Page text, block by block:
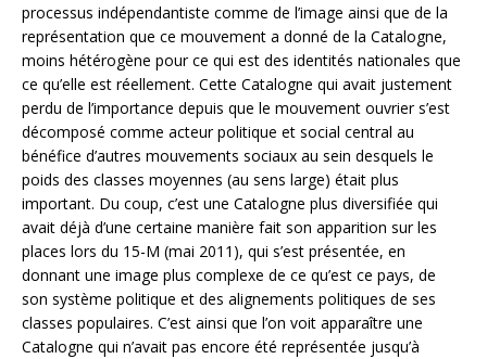
processus indépendantiste comme de l’image ainsi que de la
représentation que ce mouvement a donné de la Catalogne,
moins hétérogène pour ce qui est des identités nationales que
ce qu’elle est réellement. Cette Catalogne qui avait justement
perdu de l’importance depuis que le mouvement ouvrier s’est
décomposé comme acteur politique et social central au
bénéfice d’autres mouvements sociaux au sein desquels le
poids des classes moyennes (au sens large) était plus
important. Du coup, c’est une Catalogne plus diversifiée qui
avait déjà d’une certaine manière fait son apparition sur les
places lors du 15-M (mai 2011), qui s’est présentée, en
donnant une image plus complexe de ce qu’est ce pays, de
son système politique et des alignements politiques de ses
classes populaires. C’est ainsi que l’on voit apparaître une
Catalogne qui n’avait pas encore été représentée jusqu’à